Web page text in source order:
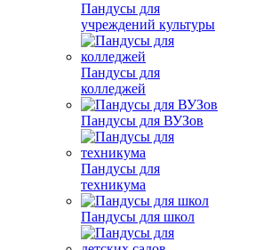
Пандусы для
учреждений культуры
Пандусы для
колледжей
Пандусы для ВУЗов
Пандусы для
техникума
Пандусы для школ